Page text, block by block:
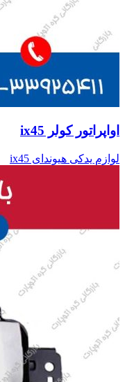
اواپراتور کولر ix45
لوازم یدکی هیوندای ix45